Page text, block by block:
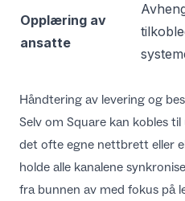
Opplæring av
ansatte
Håndtering av levering og
Selv om Square kan kobles
det ofte egne nettbrett eller
holde alle kanalene
fra bunnen av med fokus på